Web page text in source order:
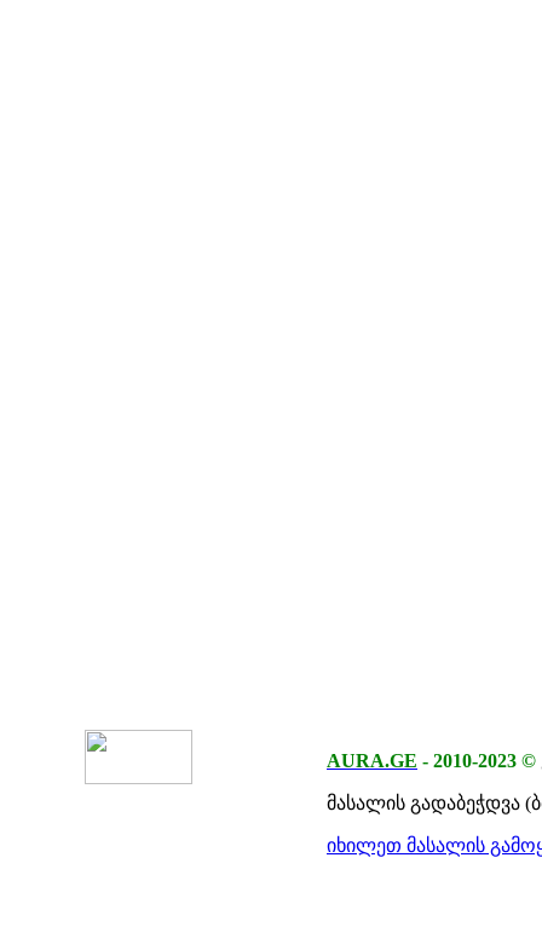
AURA.GE - 2010-2023 ©
მასალის გადაბეჭდვა
იხილეთ მასალის